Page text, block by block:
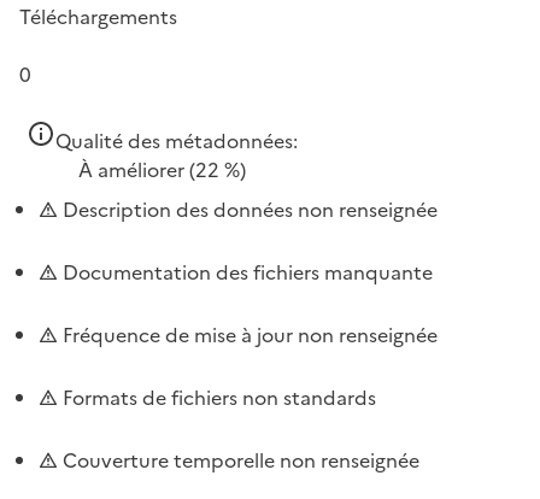
Téléchargements
0
Qualité des métadonnées:
À améliorer(22 %)
Description des données non renseignée
Documentation des fichiers manquante
Fréquence de mise à jour non renseignée
Formats de fichiers non standards
Couverture temporelle non renseignée